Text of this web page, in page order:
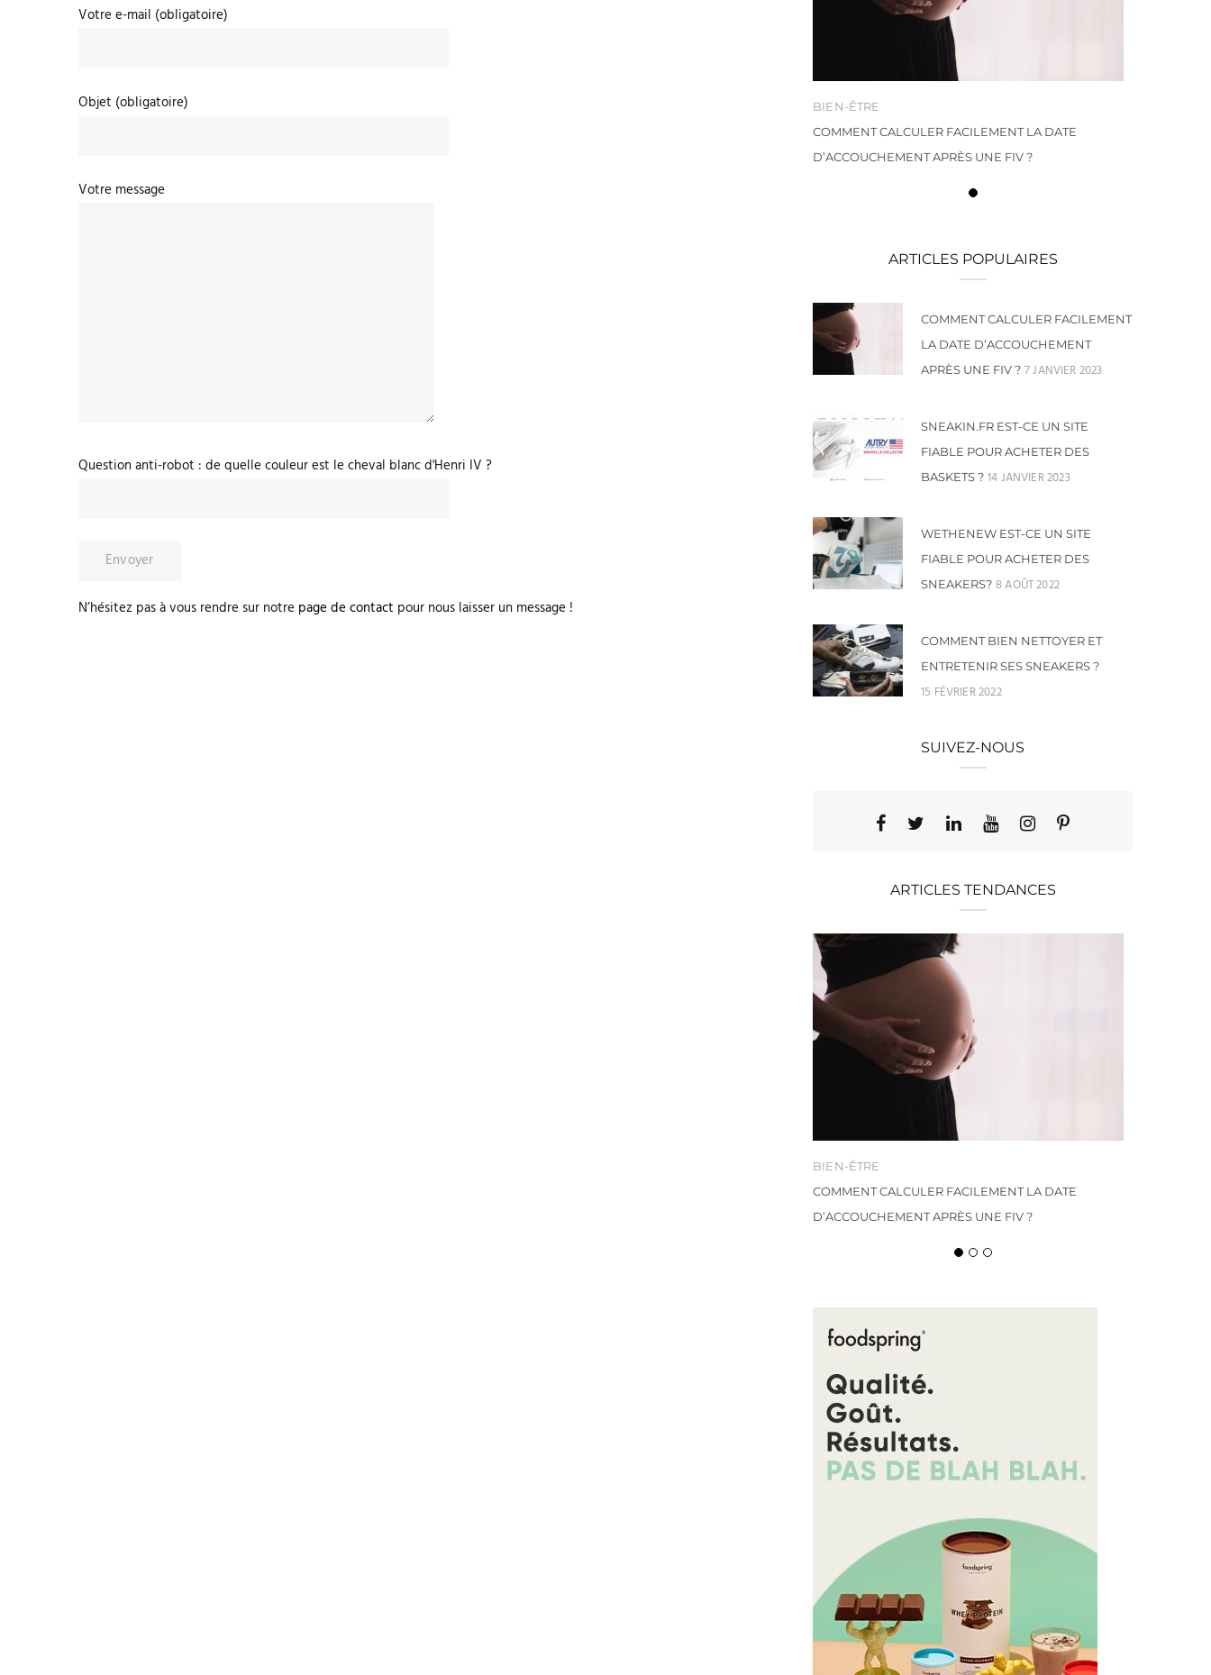
Votre e-mail (obligatoire)
Objet (obligatoire)
Votre message
Question anti-robot : de quelle couleur est le cheval blanc d'Henri IV ?
N’hésitez pas à vous rendre sur notre page de contact pour nous laisser un message !
BIEN-ÊTRE
COMMENT CALCULER FACILEMENT LA DATE
D’ACCOUCHEMENT APRÈS UNE FIV ?
ARTICLES POPULAIRES
COMMENT CALCULER FACILEMENT
LA DATE D’ACCOUCHEMENT
APRÈS UNE FIV ? 7 JANVIER 2023
SNEAKIN.FR EST-CE UN SITE
FIABLE POUR ACHETER DES
BASKETS ? 14 JANVIER 2023
WETHENEW EST-CE UN SITE
FIABLE POUR ACHETER DES
SNEAKERS? 8 AOÛT 2022
COMMENT BIEN NETTOYER ET
ENTRETENIR SES SNEAKERS ?
15 FÉVRIER 2022
SUIVEZ-NOUS
ARTICLES TENDANCES
BIEN-ÊTRE
COMMENT CALCULER FACILEMENT LA DATE
D’ACCOUCHEMENT APRÈS UNE FIV ?